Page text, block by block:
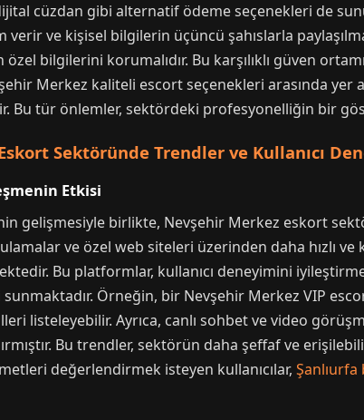
cüzdan gibi alternatif ödeme seçenekleri de
ve kişisel bilgilerin üçüncü şahıslarla
özel bilgilerini korumalıdır. Bu karşılıklı güven
Merkez kaliteli escort seçenekleri arasında
Bu tür önlemler, sektördeki profesyonelliğin bir
Sektöründe Trendler ve Kullanıcı
Etkisi
gelişmesiyle birlikte, Nevşehir Merkez eskort
ve özel web siteleri üzerinden daha hızlı
Bu platformlar, kullanıcı deneyimini
Örneğin, bir Nevşehir Merkez VIP
listeleyebilir. Ayrıca, canlı sohbet ve video
Bu trendler, sektörün daha şeffaf ve
değerlendirmek isteyen kullanıcılar,